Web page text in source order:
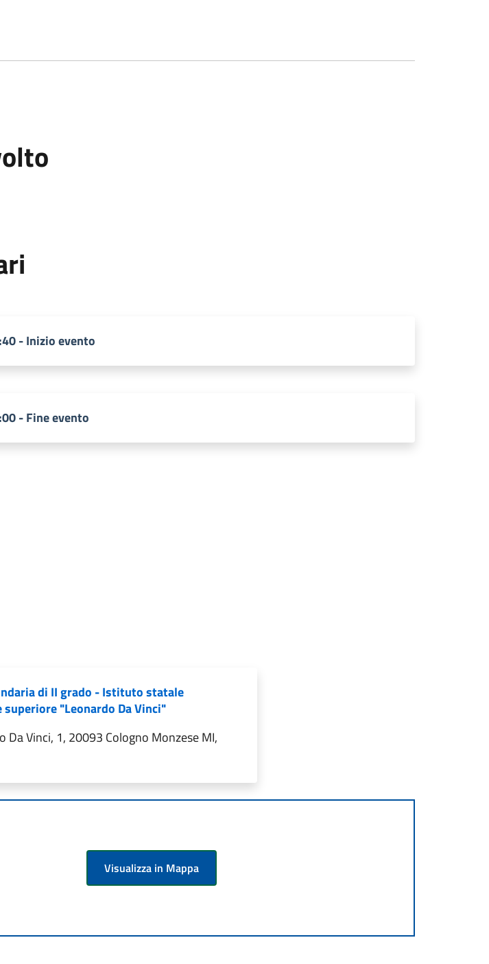
- Inizio evento
- Fine evento
di II grado - Istituto statale
"Leonardo Da Vinci"
Da Vinci, 1, 20093 Cologno Monzese MI,
Visualizza in Mappa